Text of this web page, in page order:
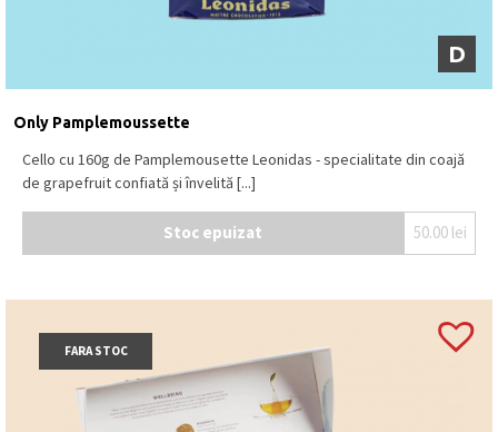
D
Only Pamplemoussette
Cello cu 160g de Pamplemousette Leonidas - specialitate din coajă
de grapefruit confiată și învelită [...]
Stoc epuizat 50.00 lei
FARA STOC